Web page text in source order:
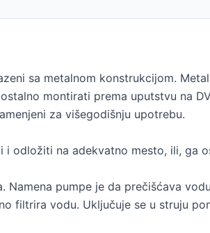
sa metalnom konstrukcijom.
montirati prema uputstvu na
za višegodišnju upotrebu.
i odložiti na adekvatno mesto, ili, ga
pumpe je da prečišćava
filtrira vodu. Uključuje se u struju